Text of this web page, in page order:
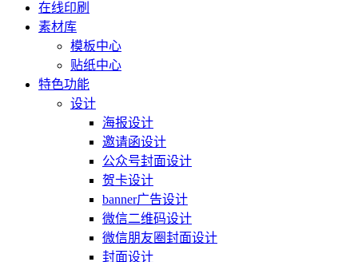
在线印刷
素材库
模板中心
贴纸中心
特色功能
设计
海报设计
邀请函设计
公众号封面设计
贺卡设计
banner广告设计
微信二维码设计
微信朋友圈封面设计
封面设计